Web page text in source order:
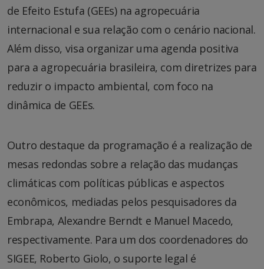
de Efeito Estufa (GEEs) na agropecuária
internacional e sua relação com o cenário nacional.
Além disso, visa organizar uma agenda positiva
para a agropecuária brasileira, com diretrizes para
reduzir o impacto ambiental, com foco na
dinâmica de GEEs.
Outro destaque da programação é a realização de
mesas redondas sobre a relação das mudanças
climáticas com políticas públicas e aspectos
econômicos, mediadas pelos pesquisadores da
Embrapa, Alexandre Berndt e Manuel Macedo,
respectivamente. Para um dos coordenadores do
SIGEE, Roberto Giolo, o suporte legal é